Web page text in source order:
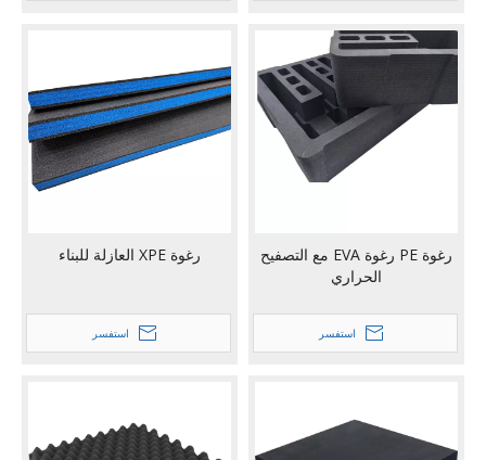
رغوة PE رغوة EVA مع التصفيح
الحراري
استفسر
رغوة XPE العازلة للبناء
استفسر